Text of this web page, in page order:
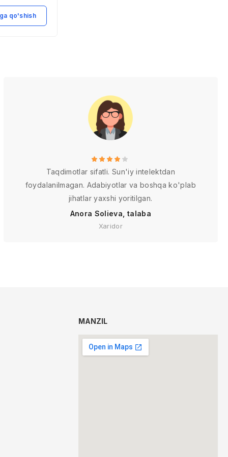
qo'shish
Taqdimotlar sifatli. Sun'iy intelektdan
foydalanilmagan. Adabiyotlar va boshqa ko'plab
jihatlar yaxshi yoritilgan.
Anora Solieva, talaba
Xaridor
MANZIL